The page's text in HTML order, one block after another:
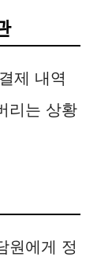
제 내역
리는 상황
원에게 정